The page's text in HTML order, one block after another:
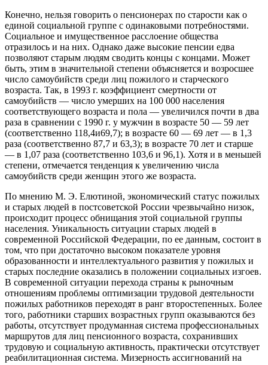
Конечно, нельзя говорить о пенсионерах по старости как о
единой социальной группе с одинаковыми потребностями.
Социальное и имущественное расслоение общества
отразилось и на них. Однако даже высокие пенсии едва
позволяют старым людям сводить концы с концами. Может
быть, этим в значительной степени объясняется и возросшее
число самоубийств среди лиц пожилого и старческого
возраста. Так, в 1993 г. коэффициент смертности от
самоубийств — число умерших на 100 000 населения
соответствующего возраста и пола — увеличился почти в два
раза в сравнении с 1990 г. у мужчин в возрасте 50 — 59 лет
(соответственно 118,4и69,7); в возрасте 60 — 69 лет — в 1,3
раза (соответственно 87,7 и 63,3); в возрасте 70 лет и старше
— в 1,07 раза (соответственно 103,6 и 96,1). Хотя и в меньшей
степени, отмечается тенденция к увеличению числа
самоубийств среди женщин этого же возраста.
По мнению М. Э. Елютиной, экономический статус пожилых
и старых людей в постсоветской России чрезвычайно низок,
происходит процесс обнищания этой социальной группы
населения. Уникальность ситуации старых людей в
современной Российской Федерации, по ее данным, состоит в
том, что при достаточно высоком показателе уровня
образованности и интеллектуального развития у пожилых и
старых последние оказались в положении социальных изгоев.
В современной ситуации перехода страны к рыночным
отношениям проблемы оптимизации трудовой деятельности
пожилых работников переходят в ранг второстепенных. Более
того, работники старших возрастных групп оказываются без
работы, отсутствует продуманная система профессиональных
маршрутов для лиц пенсионного возраста, сохранивших
трудовую и социальную активность, практически отсутствует
реабилитационная система. Мизерность ассигнований на